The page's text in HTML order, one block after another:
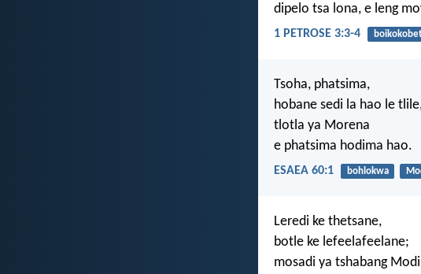
dipelo tsa lona, e leng
1 PETROSE 3:3-4
Tsoha, phatsima,
hobane sedi la hao le
tlotla ya Morena
e phatsima hodima hao.
ESAEA 60:1 bohlokwa
Leredi ke thetsane,
botle ke lefeelafeelane;
mosadi ya tshabang